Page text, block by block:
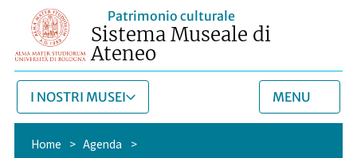
Patrimonio culturale
Sistema Museale di
Ateneo
MENU
I NOSTRI MUSEI
Home > Agenda >